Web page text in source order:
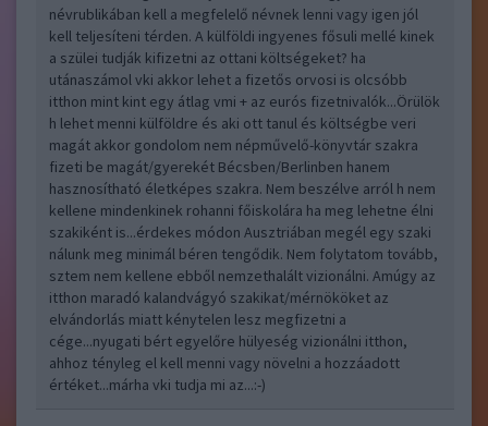
névrublikában kell a megfelelő névnek lenni vagy igen jól
kell teljesíteni térden. A külföldi ingyenes fősuli mellé kinek
a szülei tudják kifizetni az ottani költségeket? ha
utánaszámol vki akkor lehet a fizetős orvosi is olcsóbb
itthon mint kint egy átlag vmi + az eurós fizetnivalók...Örülök
h lehet menni külföldre és aki ott tanul és költségbe veri
magát akkor gondolom nem népművelő-könyvtár szakra
fizeti be magát/gyerekét Bécsben/Berlinben hanem
hasznosítható életképes szakra. Nem beszélve arról h nem
kellene mindenkinek rohanni főiskolára ha meg lehetne élni
szakiként is...érdekes módon Ausztriában megél egy szaki
nálunk meg minimál béren tengődik. Nem folytatom tovább,
sztem nem kellene ebből nemzethalált vizionálni. Amúgy az
itthon maradó kalandvágyó szakikat/mérnököket az
elvándorlás miatt kénytelen lesz megfizetni a
cége...nyugati bért egyelőre hülyeség vizionálni itthon,
ahhoz tényleg el kell menni vagy növelni a hozzáadott
értéket...márha vki tudja mi az...:-)